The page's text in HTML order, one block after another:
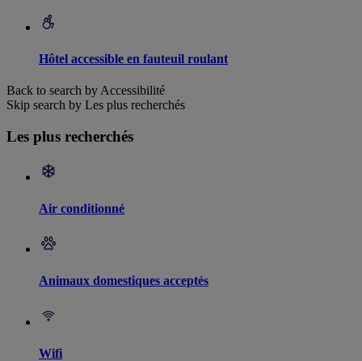
Hôtel accessible en fauteuil roulant
Back to search by Accessibilité
Skip search by Les plus recherchés
Les plus recherchés
Air conditionné
Animaux domestiques acceptés
Wifi